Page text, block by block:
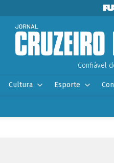
Confiável
Cultura Esporte